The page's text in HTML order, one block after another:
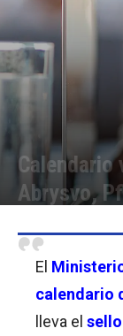
Calendario
Abrysvo,
El
calendario
lleva el